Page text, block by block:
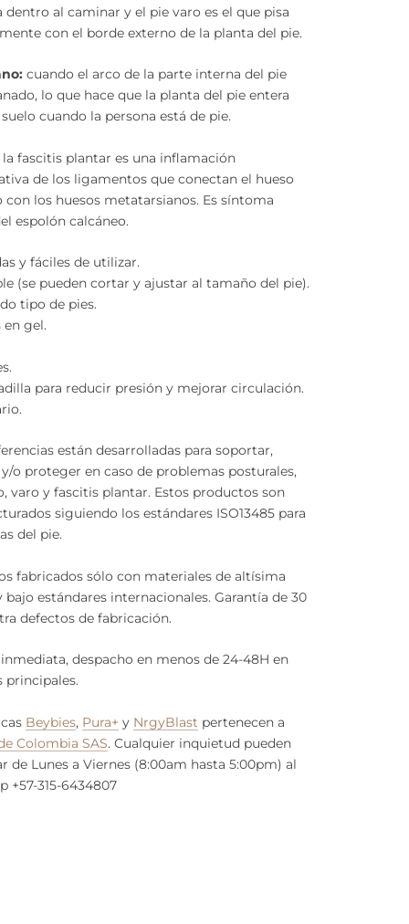
dentro al caminar y el pie varo es el que pisa
con el borde externo de la planta del pie.
cuando el arco de la parte interna del pie
lo que hace que la planta del pie entera
cuando la persona está de pie.
la fascitis plantar es una inflamación
de los ligamentos que conectan el hueso
con los huesos metatarsianos. Es síntoma
espolón calcáneo.
y fáciles de utilizar.
(se pueden cortar y ajustar al tamaño del pie).
tipo de pies.
en gel.
para reducir presión y mejorar circulación.
están desarrolladas para soportar,
o proteger en caso de problemas posturales,
varo y fascitis plantar. Estos productos son
siguiendo los estándares ISO13485 para
del pie.
fabricados sólo con materiales de altísima
bajo estándares internacionales. Garantía de 30
defectos de fabricación.
despacho en menos de 24-48H en
principales.
Beybies, Pura+ y NrgyBlast pertenecen a
Colombia SAS. Cualquier inquietud pueden
de Lunes a Viernes (8:00am hasta 5:00pm) al
+57-315-6434807